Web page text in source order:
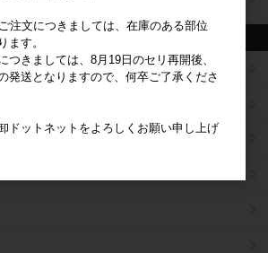
注文につきましては、在庫のある部位
ます。
つきましては、8月19日のセリ再開後、
発送となりますので、何卒ご了承くださ
ドットネットをよろしくお願い申し上げ